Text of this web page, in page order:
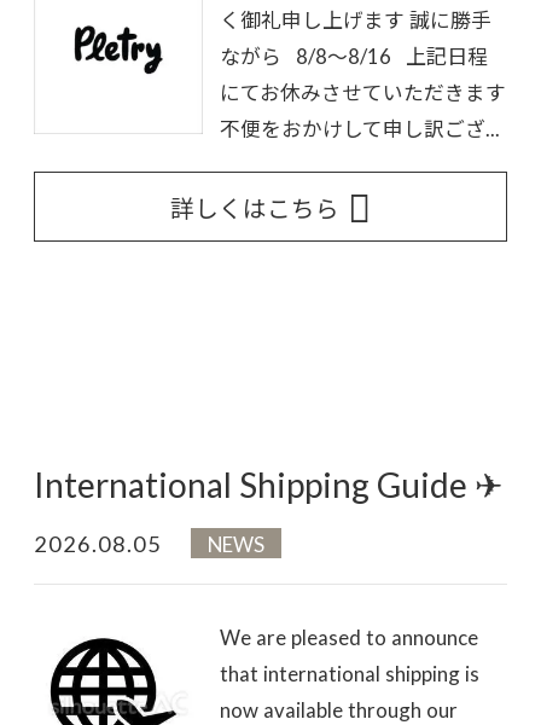
く御礼申し上げます 誠に勝手
ながら 8/8～8/16 上記日程
にてお休みさせていただきます
不便をおかけして申し訳ござ...
詳しくはこちら
International Shipping Guide ✈
2026.08.05 NEWS
We are pleased to announce
that international shipping is
now available through our